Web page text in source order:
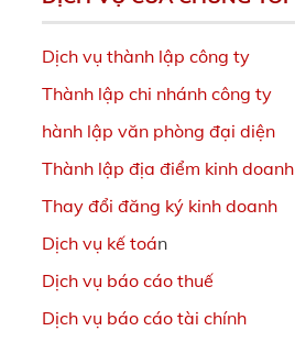
Dịch vụ thành lập công ty
Thành lập chi nhánh công ty
hành lập văn phòng đại diện
Thành lập địa điểm kinh doanh
Thay đổi đăng ký kinh doanh
Dịch vụ kế toán
Dịch vụ báo cáo thuế
Dịch vụ báo cáo tài chính